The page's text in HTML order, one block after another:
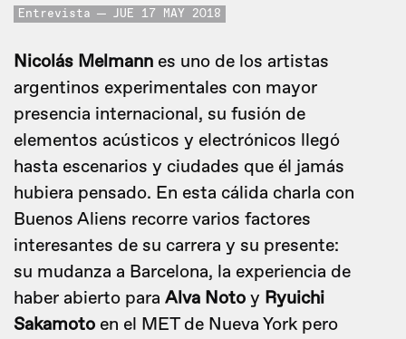
Entrevista JUE 17 MAY 2018
Nicolás Melmann es uno de los artistas
argentinos experimentales con mayor
presencia internacional, su fusión de
elementos acústicos y electrónicos llegó
hasta escenarios y ciudades que él jamás
hubiera pensado. En esta cálida charla con
Buenos Aliens recorre varios factores
interesantes de su carrera y su presente:
su mudanza a Barcelona, la experiencia de
haber abierto para Alva Noto y Ryuichi
Sakamoto en el MET de Nueva York pero